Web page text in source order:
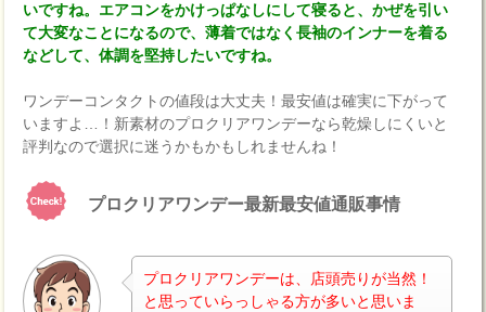
いですね。エアコンをかけっぱなしにして寝ると、かぜを引い
て大変なことになるので、薄着ではなく長袖のインナーを着る
などして、体調を堅持したいですね。
ワンデーコンタクトの値段は大丈夫！最安値は確実に下がって
いますよ…！新素材のプロクリアワンデーなら乾燥しにくいと
評判なので選択に迷うかもかもしれませんね！
プロクリアワンデー最新最安値通販事情
プロクリアワンデーは、店頭売りが当然！
と思っていらっしゃる方が多いと思いま